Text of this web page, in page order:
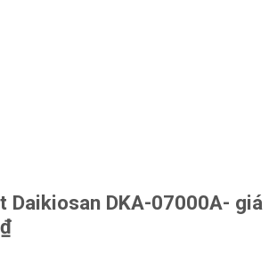
Daikiosan DKA-07000A- giá